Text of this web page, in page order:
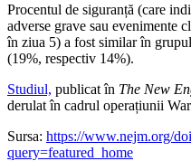
Procentul de siguranță (care
adverse grave sau evenimente
în ziua 5) a fost similar în
(19%, respectiv 14%).
Studiul, publicat în The New
derulat în cadrul operațiunii
Sursa: https://www.nejm.org/
query=featured_home